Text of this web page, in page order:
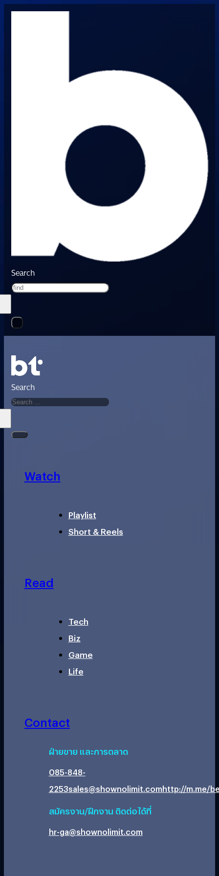
Search
Search
Watch
Playlist
Short & Reels
Read
Tech
Biz
Game
Life
Contact
ฝ่ายขาย และการตลาด
085-848-
2253sales@shownolimit.comhttp://m.me/
สมัครงาน/ฝึกงาน ติดต่อได้ที่
hr-ga@shownolimit.com